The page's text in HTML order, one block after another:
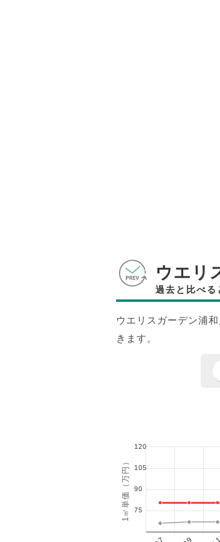
ウエリ
過去と比べる
ウエリスガーデン浦
きます。
1㎡単価（万円） 75
90
105
120